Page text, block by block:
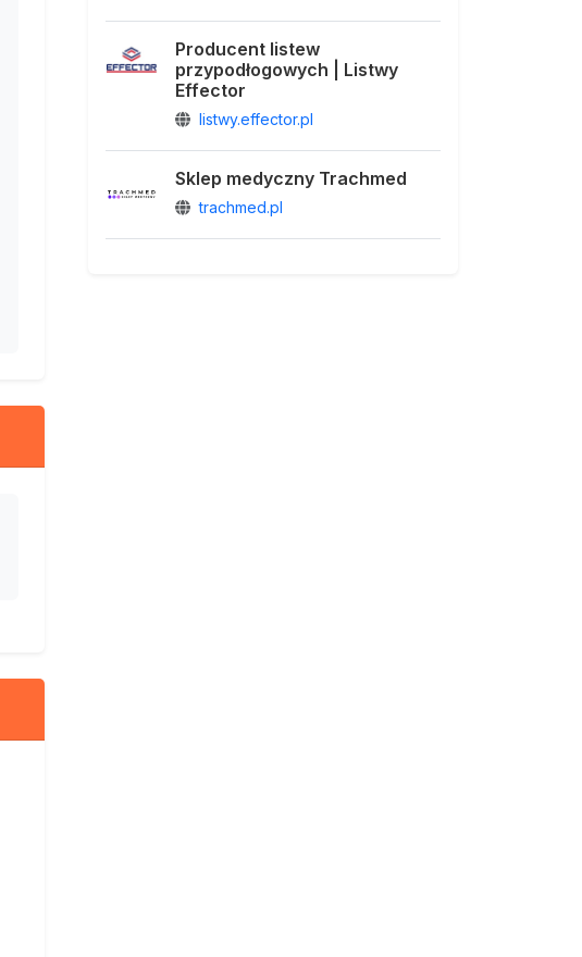
Producent listew
przypodłogowych | Listwy
Effector
listwy.effector.pl
Sklep medyczny Trachmed
trachmed.pl